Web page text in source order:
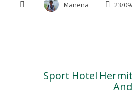
Manena 23/
Navegación
Sport Hotel